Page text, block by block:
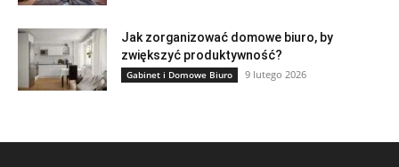
Jak zorganizować domowe biuro, by
zwiększyć produktywność?
Gabinet i Domowe Biuro 9 lutego 2026